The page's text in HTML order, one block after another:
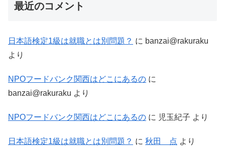
最近のコメント
日本語検定1級は就職とは別問題？ に banzai@rakuraku
より
NPOフードバンク関西はどこにあるの に
banzai@rakuraku より
NPOフードバンク関西はどこにあるの に 児玉紀子 より
日本語検定1級は就職とは別問題？ に 秋田 点 より